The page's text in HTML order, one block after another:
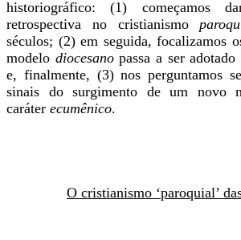
historiográfico: (1) começamos
retrospectiva no cristianismo
séculos; (2) em seguida, focalizamos
modelo diocesanopassa a ser
e, finalmente, (3) nos perguntamos
sinais do surgimento de um novo
caráter ecumênico.
O cristianismo ‘paroquial’